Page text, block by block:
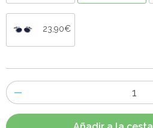
23,90€
Número
de
artículos